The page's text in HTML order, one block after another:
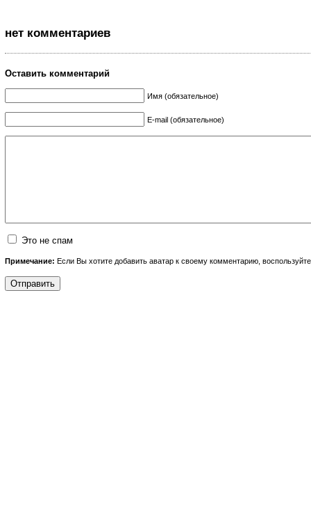
нет комментариев
Оставить комментарий
Имя (обязательное)
E-mail (обязательное)
Это не спам
Примечание: Если Вы хотите добавить аватар к своему комментарию,